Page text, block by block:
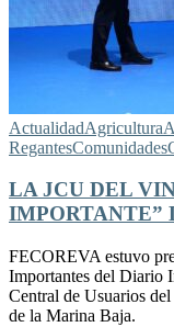
ActualidadAgricultura
RegantesComunidades
LA JCU DEL
IMPORTANTE”
FECOREVA estuvo
Importantes del Diario
Central de Usuarios
de la Marina Baja.